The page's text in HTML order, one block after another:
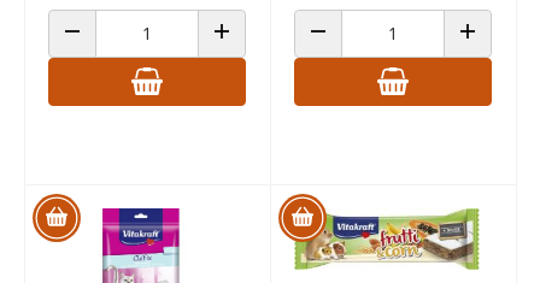
ANZAHL VERRINGERN ANZAHL ERHÖHENANZAHL VERRINGERN ANZAHL